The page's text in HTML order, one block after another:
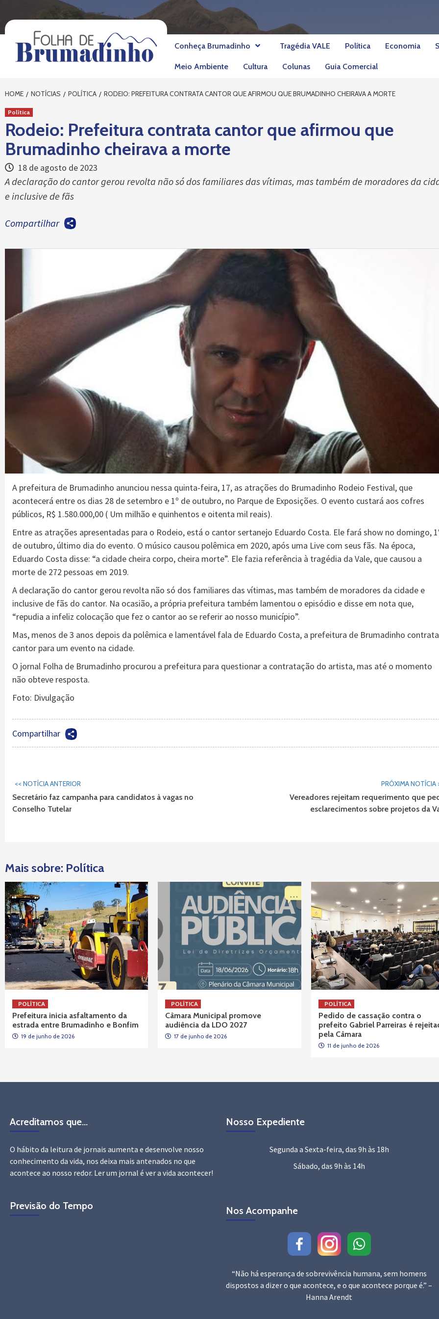
content
Conheça Brumadinho Tragédia VALE Política Economia
Meio Ambiente Cultura Colunas Guia Comercial
HOME NOTÍCIAS POLÍTICA RODEIO: PREFEITURA CONTRATA CANTOR QUE AFIRMOU QUE BRUMADINHO CHEIRAVA A MORTE
Política
Rodeio: Prefeitura contrata cantor que afirmou que
Brumadinho cheirava a morte
18 de agosto de 2023
A declaração do cantor gerou revolta não só dos familiares das vítimas, mas também de moradores da
e inclusive de fãs
Compartilhar
A prefeitura de Brumadinho anunciou nessa quinta-feira, 17, as atrações do Brumadinho Rodeio Festival, que
acontecerá entre os dias 28 de setembro e 1º de outubro, no Parque de Exposições. O evento custará aos cofres
públicos, R$ 1.580.000,00 ( Um milhão e quinhentos e oitenta mil reais).
Entre as atrações apresentadas para o Rodeio, está o cantor sertanejo Eduardo Costa. Ele fará show no domingo,
de outubro, último dia do evento. O músico causou polêmica em 2020, após uma Live com seus fãs. Na época,
Eduardo Costa disse: “a cidade cheira corpo, cheira morte”. Ele fazia referência à tragédia da Vale, que causou a
morte de 272 pessoas em 2019.
A declaração do cantor gerou revolta não só dos familiares das vítimas, mas também de moradores da cidade e
inclusive de fãs do cantor. Na ocasião, a própria prefeitura também lamentou o episódio e disse em nota que,
“repudia a infeliz colocação que fez o cantor ao se referir ao nosso município”.
Mas, menos de 3 anos depois da polêmica e lamentável fala de Eduardo Costa, a prefeitura de Brumadinho
cantor para um evento na cidade.
O jornal Folha de Brumadinho procurou a prefeitura para questionar a contratação do artista, mas até o momento
não obteve resposta.
Foto: Divulgação
Compartilhar
Continuar
Lendo...
<< NOTÍCIA ANTERIOR
Secretário faz campanha para candidatos à vagas no
Conselho Tutelar
PRÓXIMA NOTÍCIA
Vereadores rejeitam requerimento que
esclarecimentos sobre projetos da
Mais sobre: Política
POLÍTICA
Prefeitura inicia asfaltamento da
estrada entre Brumadinho e Bonfim
19 de junho de 2026
POLÍTICA
Câmara Municipal promove
audiência da LDO 2027
17 de junho de 2026
POLÍTICA
Pedido de cassação contra o
prefeito Gabriel Parreiras é
pela Câmara
11 de junho de 2026
Acreditamos que…
O hábito da leitura de jornais aumenta e desenvolve nosso
conhecimento da vida, nos deixa mais antenados no que
acontece ao nosso redor. Ler um jornal é ver a vida acontecer!
Previsão do Tempo
Nosso Expediente
Segunda a Sexta-feira, das 9h às 18h
Sábado, das 9h às 14h
Nos Acompanhe
“Não há esperança de sobrevivência humana, sem homens
dispostos a dizer o que acontece, e o que acontece porque é.” –
Hanna Arendt